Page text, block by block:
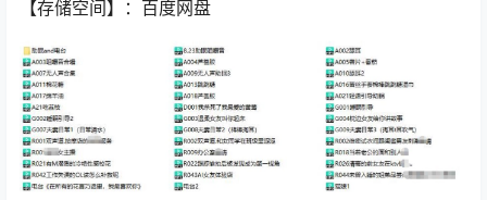
【存储空间】：百度网盘